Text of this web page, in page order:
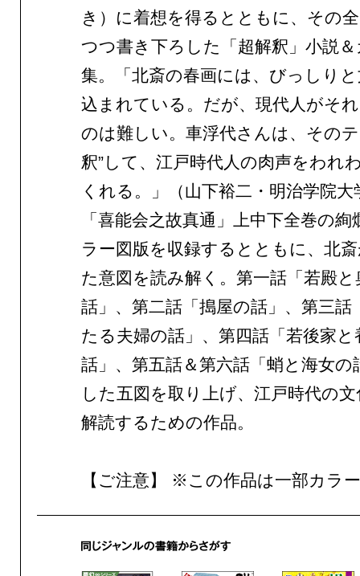
き）に着想を得るとともに、その
つつ書き下ろした「超解釈」小説
集。「北斎の春画には、びっしり
込まれている。だが、現代人がそ
のは難しい。車浮代さんは、その
釈”して、江戸時代人の肉声をわれ
くれる。」（山下裕二・明治学院大
「喜能会之故真通」上中下全巻の
ラー図版を収録するとともに、北
た意図を読み解く。第一話「若殿と
話」、第二話「搗屋の話」、第三話
たる夫婦の話」、第四話「若後家と
話」、第五話＆第六話「蛸と海女の
した五図を取り上げ、江戸時代の
解読するための作品。
【ご注意】 ※この作品は一部カラ